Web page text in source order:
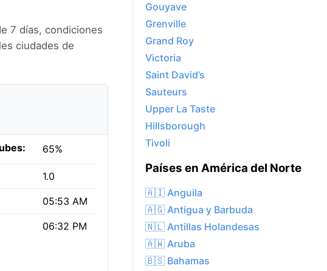
7 días, condiciones
ciudades de
65%
1.0
05:53 AM
06:32 PM
Gouyave
Grenville
Grand Roy
Victoria
Saint David’s
Sauteurs
Upper La Taste
Hillsborough
Tivoli
Países en América del Norte
🇦🇮 Anguila
🇦🇬 Antigua y Barbuda
🇳🇱 Antillas Holandesas
🇦🇼 Aruba
🇧🇸 Bahamas